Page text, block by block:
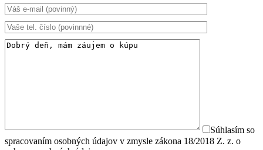
Súhlasím so
spracovaním osobných údajov v zmysle zákona 18/2018 Z. z. o